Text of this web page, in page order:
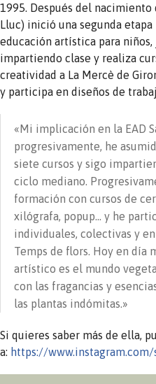
1995. Después del nacimiento
Lluc) inició una segunda
educación artística para
impartiendo clase y realiza
creatividad a La Mercè de
y participa en diseños de
«Mi implicación en la EAD
progresivamente, he
siete cursos y sigo
ciclo mediano.
formación con cursos de
xilógrafa, popup… y he
individuales, colectivas y
Temps de flors. Hoy en día
artístico es el mundo
con las fragancias y
las plantas indómitas.»
Si quieres saber más de ella,
a: https://